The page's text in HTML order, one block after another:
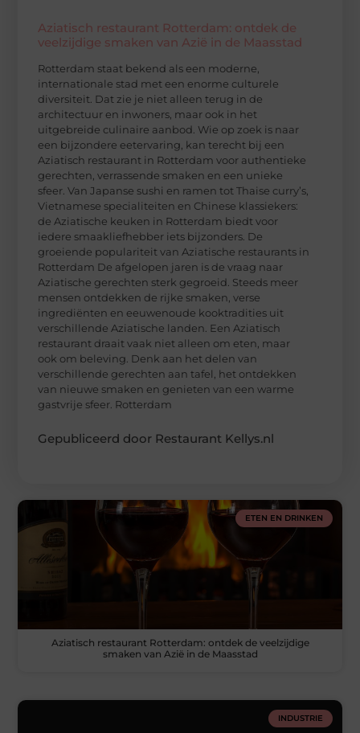
Aziatisch restaurant Rotterdam: ontdek de
veelzijdige smaken van Azië in de Maasstad
Rotterdam staat bekend als een moderne,
internationale stad met een enorme culturele
diversiteit. Dat zie je niet alleen terug in de
architectuur en inwoners, maar ook in het
uitgebreide culinaire aanbod. Wie op zoek is naar
een bijzondere eetervaring, kan terecht bij een
Aziatisch restaurant in Rotterdam voor authentieke
gerechten, verrassende smaken en een unieke
sfeer. Van Japanse sushi en ramen tot Thaise curry’s,
Vietnamese specialiteiten en Chinese klassiekers:
de Aziatische keuken in Rotterdam biedt voor
iedere smaakliefhebber iets bijzonders. De
groeiende populariteit van Aziatische restaurants in
Rotterdam De afgelopen jaren is de vraag naar
Aziatische gerechten sterk gegroeid. Steeds meer
mensen ontdekken de rijke smaken, verse
ingrediënten en eeuwenoude kooktradities uit
verschillende Aziatische landen. Een Aziatisch
restaurant draait vaak niet alleen om eten, maar
ook om beleving. Denk aan het delen van
verschillende gerechten aan tafel, het ontdekken
van nieuwe smaken en genieten van een warme
gastvrije sfeer. Rotterdam
Gepubliceerd door Restaurant Kellys.nl
ETEN EN DRINKEN
Aziatisch restaurant Rotterdam: ontdek de veelzijdige
smaken van Azië in de Maasstad
INDUSTRIE